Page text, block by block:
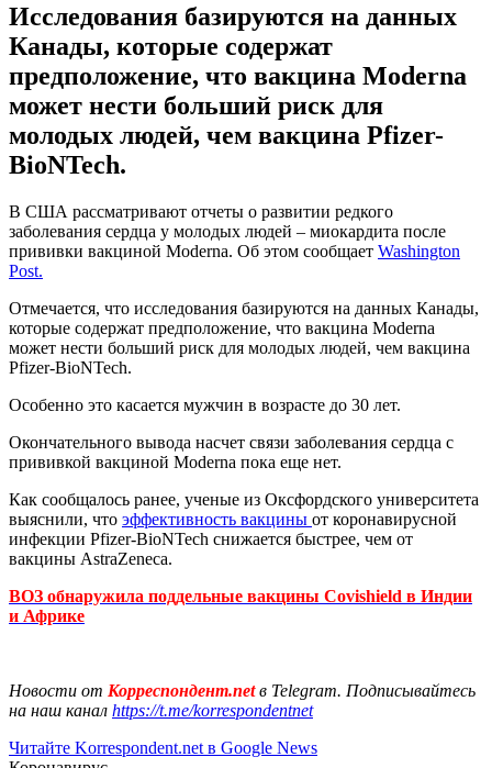
Исследования базируются на данных
Канады, которые содержат
предположение, что вакцина Moderna
может нести больший риск для
молодых людей, чем вакцина Pfizer-
BioNTech.
В США рассматривают отчеты о развитии редкого
заболевания сердца у молодых людей – миокардита после
прививки вакциной Moderna. Об этом сообщает Washington
Post.
Отмечается, что исследования базируются на данных Канады,
которые содержат предположение, что вакцина Moderna
может нести больший риск для молодых людей, чем вакцина
Pfizer-BioNTech.
Особенно это касается мужчин в возрасте до 30 лет.
Окончательного вывода насчет связи заболевания сердца с
прививкой вакциной Moderna пока еще нет.
Как сообщалось ранее, ученые из Оксфордского университета
выяснили, что эффективность вакцины от коронавирусной
инфекции Pfizer-BioNTech снижается быстрее, чем от
вакцины AstraZeneca.
ВОЗ обнаружила поддельные вакцины Covishield в Индии
и Африке
Новости от Корреспондент.netв Telegram. Подписывайтесь
на наш канал https://t.me/korrespondentnet
Читайте Korrespondent.net в Google News